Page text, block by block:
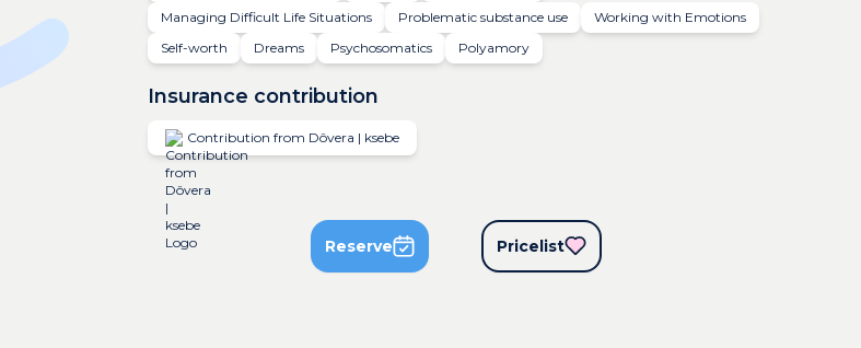
Managing Difficult Life Situations
Problematic substance use
Working with Emotions
Self-worth
Dreams Psychosomatics Polyamory
Insurance contribution
Contribution from Dôvera | ksebe
Reserve Pricelist